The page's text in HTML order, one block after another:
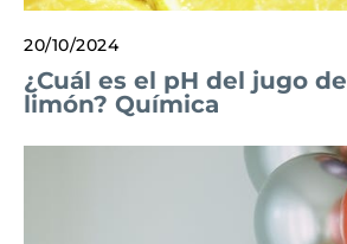
20/10/2024
¿Cuál es el pH del jugo de
limón? Química